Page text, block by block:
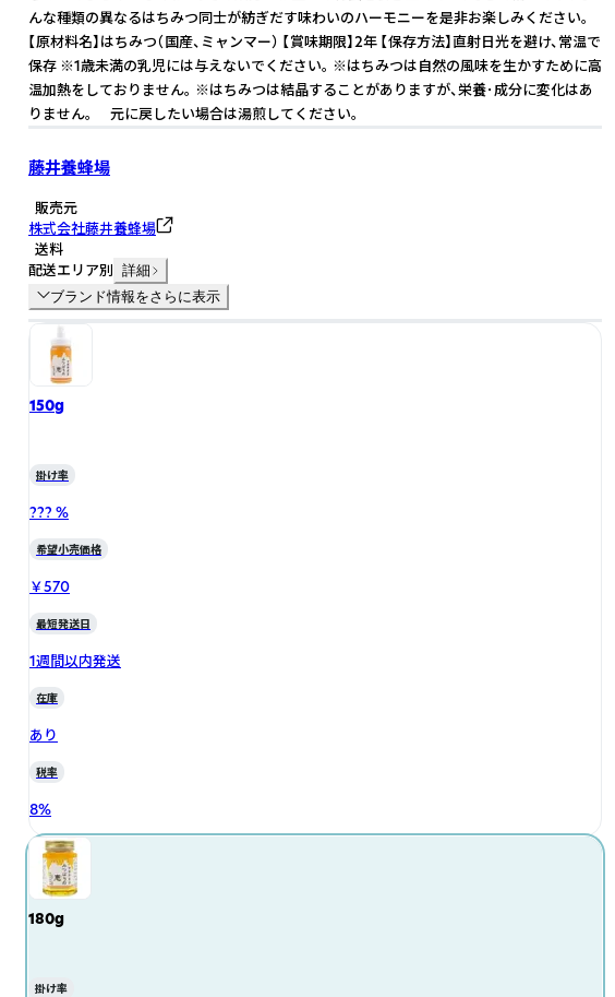
んな種類の異なるはちみつ同士が紡ぎだす味わいのハーモニーを是非お楽しみください。
【原材料名】はちみつ（国産、ミャンマー） 【賞味期限】2年 【保存方法】直射日光を避け、常温で
保存 ※1歳未満の乳児には与えないでください。 ※はちみつは自然の風味を生かすために高
温加熱をしておりません。 ※はちみつは結晶することがありますが、栄養･成分に変化はあ
りません｡ 元に戻したい場合は湯煎してください。
藤井養蜂場
販売元
株式会社藤井養蜂場
送料
配送エリア別 詳細
ブランド情報をさらに表示
150g
掛け率
??? %
希望小売価格
￥570
最短発送日
1週間以内発送
在庫
あり
税率
8%
180g
掛け率